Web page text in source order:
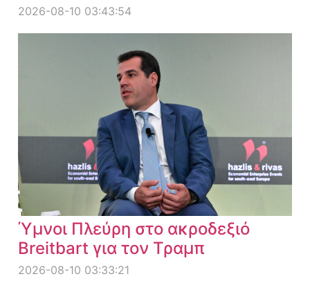
2026-08-10 03:43:54
Ύμνοι Πλεύρη στο ακροδεξιό
Breitbart για τον Τραμπ
2026-08-10 03:33:21